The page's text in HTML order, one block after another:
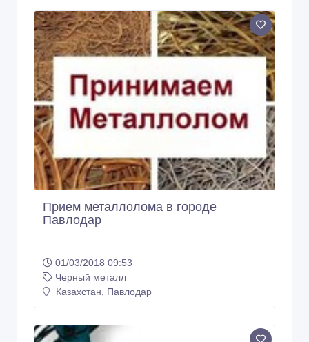
Прием металлолома в городе
Павлодар
01/03/2018 09:53
Черный металл
Казахстан, Павлодар